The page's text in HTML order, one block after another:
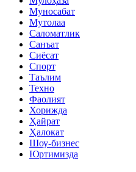
Муносабат
Мутолаа
Саломатлик
Санъат
Сиёсат
Спорт
Таълим
Техно
Фаолият
Хорижда
Ҳайрат
Ҳалокат
Шоу-бизнес
Юртимизда